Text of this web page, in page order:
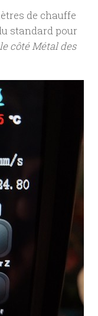
de chauffe
standard pour
côté Métal des